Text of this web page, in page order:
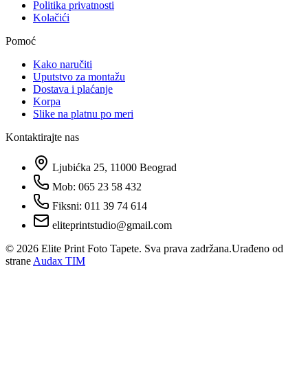
Politika privatnosti
Kolačići
Pomoć
Kako naručiti
Uputstvo za montažu
Dostava i plaćanje
Korpa
Slike na platnu po meri
Kontaktirajte nas
Ljubićka 25, 11000 Beograd
Mob: 065 23 58 432
Fiksni: 011 39 74 614
eliteprintstudio@gmail.com
© 2026 Elite Print Foto Tapete. Sva prava zadržana.Urađeno od
strane Audax TIM